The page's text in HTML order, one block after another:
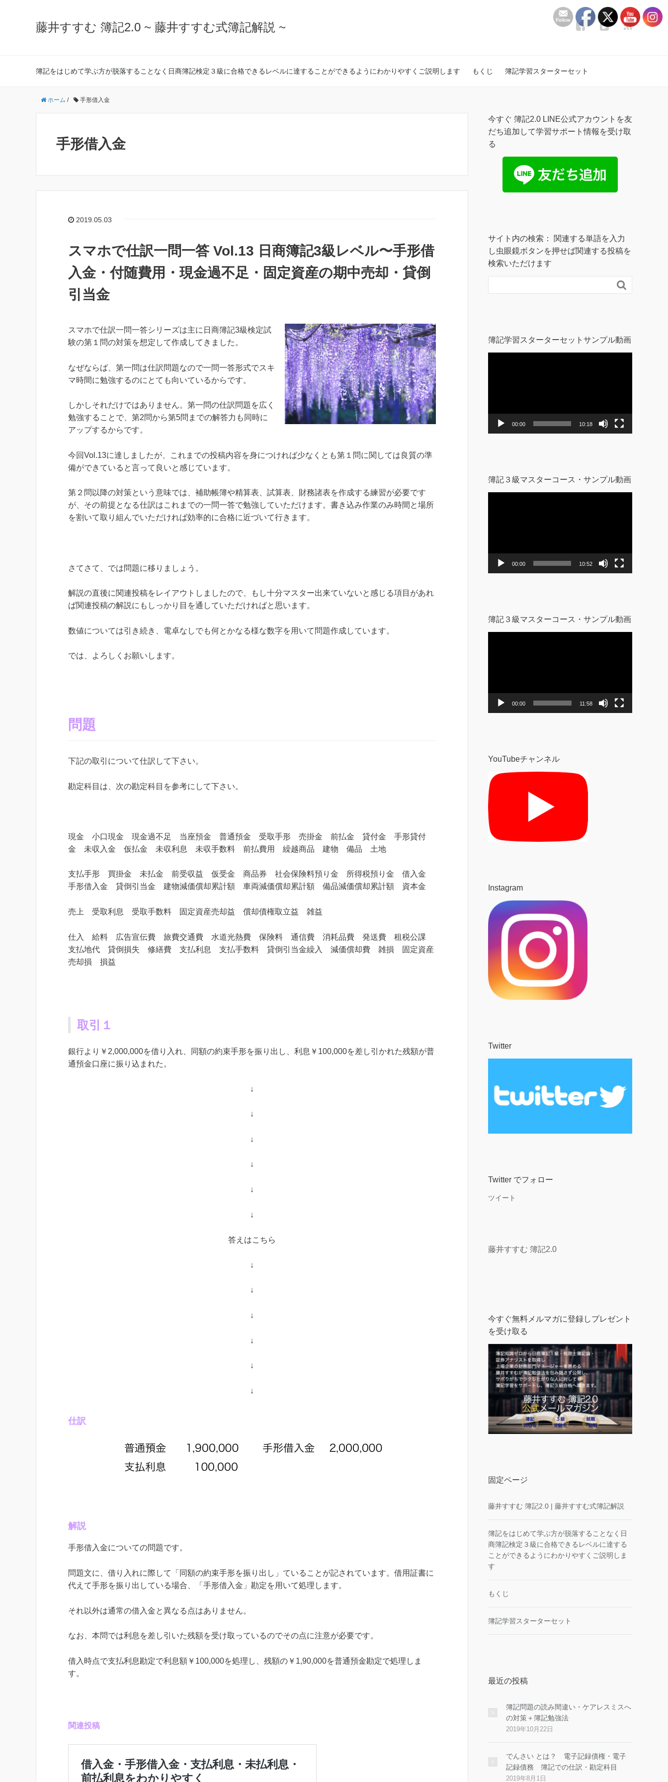
藤井すすむ 簿記2.0 ~ 藤井すすむ式簿記解説 ~
簿記をはじめて学ぶ方が脱落することなく日商簿記検定３級に合格できるレベルに達することができるようにわかりやすくご説明します もくじ 簿記学習スターターセット
ホーム / 手形借入金
手形借入金
2019.05.03
スマホで仕訳一問一答 Vol.13 日商簿記3級レベル〜手形借
入金・付随費用・現金過不足・固定資産の期中売却・貸倒
引当金
スマホで仕訳一問一答シリーズは主に日商簿記3級検定試
験の第１問の対策を想定して作成してきました。
なぜならば、第一問は仕訳問題なので一問一答形式でスキ
マ時間に勉強するのにとても向いているからです。
しかしそれだけではありません。第一問の仕訳問題を広く
勉強することで、第2問から第5問までの解答力も同時に
アップするからです。
今回Vol.13に達しましたが、これまでの投稿内容を身につければ少なくとも第１問に関しては良質の準
備ができていると言って良いと感じています。
第２問以降の対策という意味では、補助帳簿や精算表、試算表、財務諸表を作成する練習が必要です
が、その前提となる仕訳はこれまでの一問一答で勉強していただけます。書き込み作業のみ時間と場所
を割いて取り組んでいただければ効率的に合格に近づいて行きます。
さてさて、では問題に移りましょう。
解説の直後に関連投稿をレイアウトしましたので、もし十分マスター出来ていないと感じる項目があれ
ば関連投稿の解説にもしっかり目を通していただければと思います。
数値については引き続き、電卓なしでも何とかなる様な数字を用いて問題作成しています。
では、よろしくお願いします。
問題
下記の取引について仕訳して下さい。
勘定科目は、次の勘定科目を参考にして下さい。
現金 小口現金 現金過不足 当座預金 普通預金 受取手形 売掛金 前払金 貸付金 手形貸付
金 未収入金 仮払金 未収利息 未収手数料 前払費用 繰越商品 建物 備品 土地
支払手形 買掛金 未払金 前受収益 仮受金 商品券 社会保険料預り金 所得税預り金 借入金
手形借入金 貸倒引当金 建物減価償却累計額 車両減価償却累計額 備品減価償却累計額 資本金
売上 受取利息 受取手数料 固定資産売却益 償却債権取立益 雑益
仕入 給料 広告宣伝費 旅費交通費 水道光熱費 保険料 通信費 消耗品費
発送費 租税公課
支払地代 貸倒損失 修繕費 支払利息 支払手数料 貸倒引当金繰入 減価償却費 雑損 固定資産
売却損 損益
取引１
銀行より￥2,000,000を借り入れ、同額の約束手形を振り出し、利息￥100,000を差し引かれた残額が普
通預金口座に振り込まれた。
↓
↓
↓
↓
↓
↓
答えはこちら
↓
↓
↓
↓
↓
↓
仕訳
解説
手形借入金についての問題です。
問題文に、借り入れに際して「同額の約束手形を振り出し」ていることが記されています。借用証書に
代えて手形を振り出している場合、「手形借入金」勘定を用いて処理します。
それ以外は通常の借入金と異なる点はありません。
なお、本問では利息を差し引いた残額を受け取っているのでその点に注意が必要です。
借入時点で支払利息勘定で利息額￥100,000を処理し、残額の￥1,90,000を普通預金勘定で処理しま
す。
関連投稿
今すぐ 簿記2.0 LINE公式アカウントを友
だち追加して学習サポート情報を受け取
る
サイト内の検索： 関連する単語を入力
し虫眼鏡ボタンを押せば関連する投稿を
検索いただけます

簿記学習スターターセットサンプル動画
ヤ
00:00 10:18
簿記３級マスターコース・サンプル動画
ヤ
00:00 10:52
簿記３級マスターコース・サンプル動画
ヤ
00:00 11:58
YouTubeチャンネル
Instagram
Twitter
Twitter でフォロー
ツイート
藤井すすむ 簿記2.0
今すぐ無料メルマガに登録しプレゼント
を受け取る
固定ページ
藤井すすむ 簿記2.0 | 藤井すすむ式簿記解説
簿記をはじめて学ぶ方が脱落することなく日
商簿記検定３級に合格できるレベルに達する
ことができるようにわかりやすくご説明しま
す
もくじ
簿記学習スターターセット
最近の投稿
簿記問題の読み間違い・ケアレスミスへ
の対策＋簿記勉強法
2019年10月22日
でんさい とは？ 電子記録債権・電子
記録債務 簿記での仕訳・勘定科目
2019年8月1日